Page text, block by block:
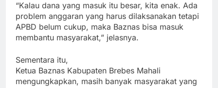
“Kalau dana yang masuk itu besar, kita enak. Ada
problem anggaran yang harus dilaksanakan tetapi
APBD belum cukup, maka Baznas bisa masuk
membantu masyarakat,” jelasnya.
Sementara itu,
Ketua Baznas Kabupaten Brebes Mahali
mengungkapkan, masih banyak masyarakat yang